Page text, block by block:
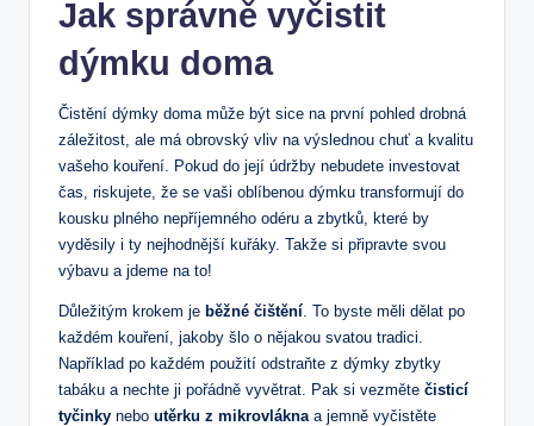
Jak správně vyčistit
dýmku doma
Čistění dýmky doma může být sice na první pohled drobná
záležitost, ale má obrovský vliv na výslednou chuť a kvalitu
vašeho kouření. Pokud do její údržby nebudete investovat
čas, riskujete, že se vaši oblíbenou dýmku transformují do
kousku plného nepříjemného odéru a zbytků, které by
vyděsily i ty nejhodnější kuřáky. Takže si připravte svou
výbavu a jdeme na to!
Důležitým krokem je běžné čištění . To byste měli dělat po
každém kouření, jakoby šlo o nějakou svatou tradici.
Například po každém použití odstraňte z dýmky zbytky
tabáku a nechte ji pořádně vyvětrat. Pak si vezměte čisticí
tyčinky nebo utěrku z mikrovlákna a jemně vyčistěte